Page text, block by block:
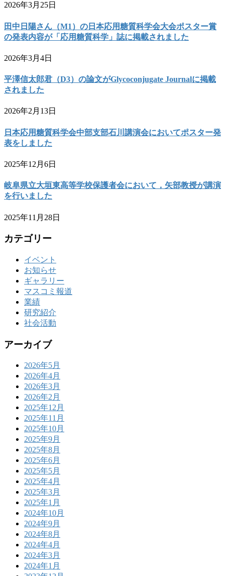
2026年3月25日
田中日陽さん（M1）の日本応用糖質科学会大会ポスター賞
の発表内容が「応用糖質科学」誌に掲載されました
2026年3月4日
平澤信太郎君（D3）の論文がGlycoconjugate Journalに掲載
されました
2026年2月13日
日本応用糖質科学会中部支部石川講演会においてポスター発
表をしました
2025年12月6日
岐阜県立大垣東高等学校保護者会において，矢部教授が講演
を行いました
2025年11月28日
カテゴリー
イベント
お知らせ
ギャラリー
マスコミ報道
業績
研究紹介
社会活動
アーカイブ
2026年5月
2026年4月
2026年3月
2026年2月
2025年12月
2025年11月
2025年10月
2025年9月
2025年8月
2025年6月
2025年5月
2025年4月
2025年3月
2025年1月
2024年10月
2024年9月
2024年8月
2024年4月
2024年3月
2024年1月